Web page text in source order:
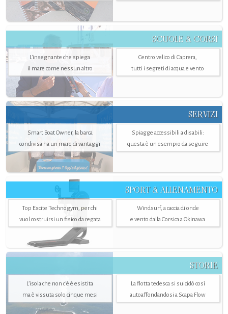
SCUOLE & CORSI
L'insegnante che spiega
il mare come nessun altro
Centro velico di Caprera,
tutti i segreti di acqua e vento
SERVIZI
Smart Boat Owner, la barca
condivisa ha un mare di vantaggi
Spiagge accessibili a disabili:
questa è un esempio da seguire
SPORT & ALLENAMENTO
Top Excite Technogym, per chi
vuol costruirsi un fisico da regata
Windsurf, a caccia di onde
e vento dalla Corsica a Okinawa
STORIE
L’isola che non c'è è esistita
ma è vissuta solo cinque mesi
La flotta tedesca si suicidò così
autoaffondandosi a Scapa Flow